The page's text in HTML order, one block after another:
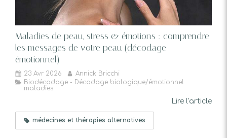
Maladies de peau, stress & émotions : comprendre
les messages de votre peau (décodage
émotionnel)
23 Avr 2026
Annick Bricchi
Biodécodage - Décodage biologique/émotionnel
maladies
Lire l'article
médecines et thérapies alternatives